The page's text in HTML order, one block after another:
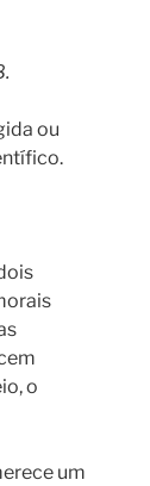
ou
o
um